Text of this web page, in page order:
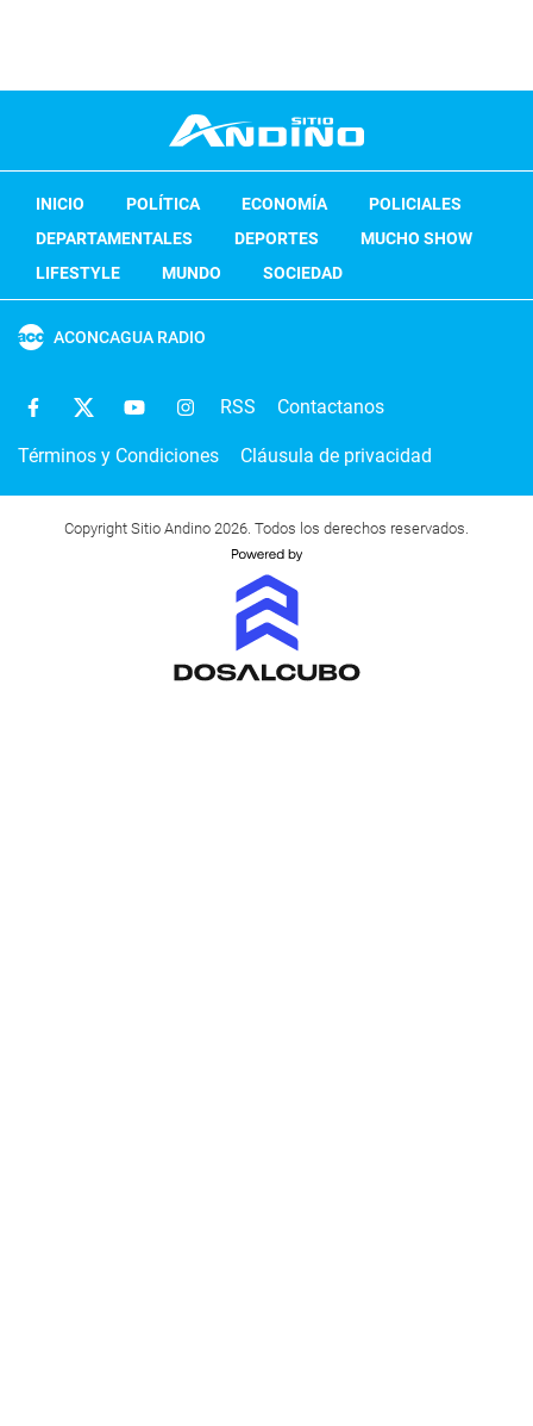
INICIO POLÍTICA ECONOMÍA
POLICIALES
DEPARTAMENTALES
DEPORTES
MUCHO SHOW
LIFESTYLE
MUNDO SOCIEDAD
ACONCAGUA RADIO
RSS Contactanos
Términos y Condiciones Cláusula de privacidad
Copyright Sitio Andino 2026. Todos los derechos reservados.